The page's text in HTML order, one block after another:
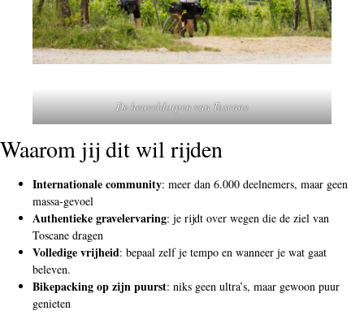
De heuveldorpen van Toscane
Waarom jij dit wil rijden
Internationale community: meer dan 6.000 deelnemers, maar geen
massa-gevoel
Authentieke gravelervaring: je rijdt over wegen die de ziel van
Toscane dragen
Volledige vrijheid: bepaal zelf je tempo en wanneer je wat gaat
beleven.
Bikepacking op zijn puurst: niks geen ultra’s, maar gewoon puur
genieten